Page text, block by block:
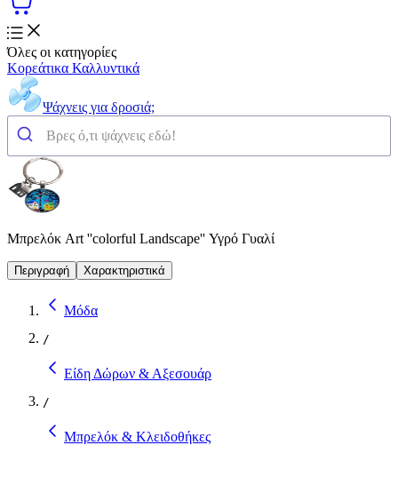
Όλες οι κατηγορίες
Κορεάτικα Καλλυντικά
Ψάχνεις για δροσιά;
Μπρελόκ Art ''colorful Landscape'' Υγρό Γυαλί
Περιγραφή Χαρακτηριστικά
Μόδα
/
Είδη Δώρων & Αξεσουάρ
/
Μπρελόκ & Κλειδοθήκες